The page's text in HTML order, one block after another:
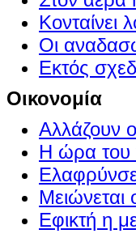
Οι
Εκτός
Οικονομία
Αλλάζουν
Η ώρα του
Εφικτή η